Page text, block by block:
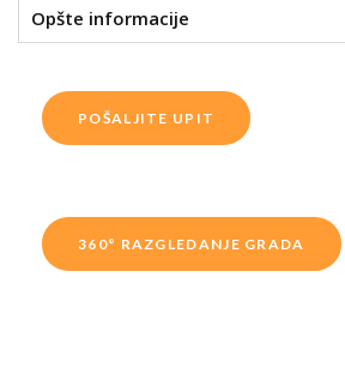
Opšte informacije
POŠALJITE UPIT
360° RAZGLEDANJE GRADA